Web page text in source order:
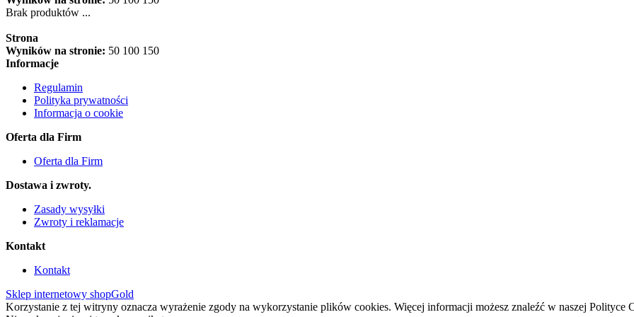
Brak produktów ...
Strona
Wyników na stronie: 50 100 150
Informacje
Regulamin
Polityka prywatności
Informacja o cookie
Oferta dla Firm
Oferta dla Firm
Dostawa i zwroty.
Zasady wysyłki
Zwroty i reklamacje
Kontakt
Kontakt
Sklep internetowy shopGold
Korzystanie z tej witryny oznacza wyrażenie zgody na wykorzystanie plików cookies. Więcej informacji możesz znaleźć w naszej Polityce